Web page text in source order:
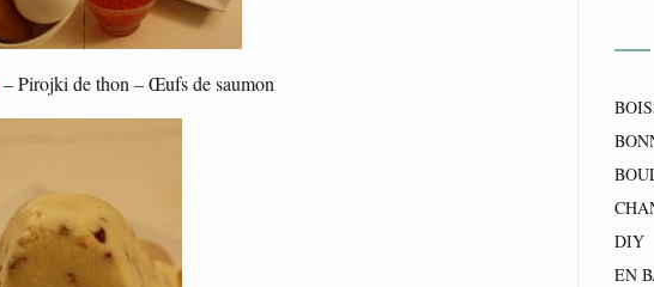
– Pirojki de thon – Œufs de saumon
DIY
EN